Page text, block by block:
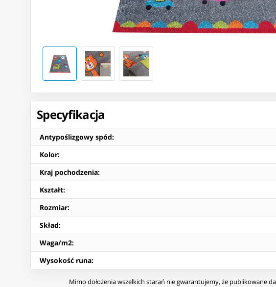
Specyfikacja
Antypoślizgowy spód:
Kolor:
Kraj pochodzenia:
Kształt:
Rozmiar:
Skład:
Waga/m2:
Wysokość runa:
Mimo dołożenia wszelkich starań nie gwarantujemy, że publikowane